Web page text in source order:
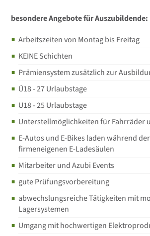
besondere Angebote für Auszubildende:
Arbeitszeiten von Montag bis Freitag
KEINE Schichten
Prämiensystem zusätzlich zur
Ü18 - 27 Urlaubstage
U18 - 25 Urlaubstage
Unterstellmöglichkeiten für Fahrräder
E-Autos und E-Bikes laden während
firmeneigenen E-Ladesäulen
Mitarbeiter und Azubi Events
gute Prüfungsvorbereitung
abwechslungsreiche Tätigkeiten mit
Lagersystemen
Umgang mit hochwertigen